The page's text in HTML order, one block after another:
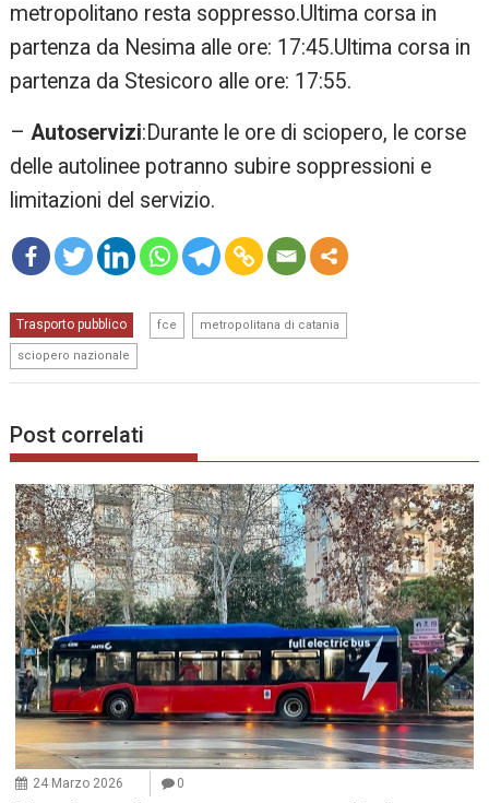
metropolitano resta soppresso.Ultima corsa in
partenza da Nesima alle ore: 17:45.Ultima corsa in
partenza da Stesicoro alle ore: 17:55.
–Autoservizi:Durante le ore di sciopero, le corse
delle autolinee potranno subire soppressioni e
limitazioni del servizio.
re
Trasporto pubblico fce metropolitana di catania
sciopero nazionale
Post correlati
24 Marzo 2026 0